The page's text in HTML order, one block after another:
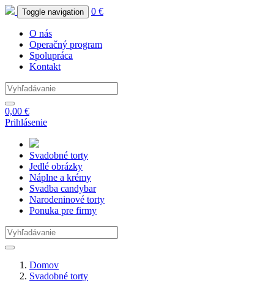
Toggle navigation 0 €
O nás
Operačný program
Spolupráca
Kontakt
0,00 €
Prihlásenie
Svadobné torty
Jedlé obrázky
Náplne a krémy
Svadba candybar
Narodeninové torty
Ponuka pre firmy
Domov
Svadobné torty